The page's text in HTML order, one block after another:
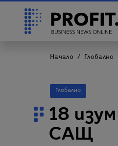
Начало Глобално
Глобално
18
САЩ